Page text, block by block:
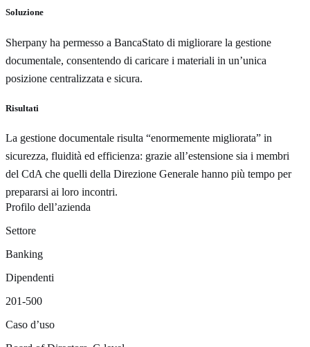
Soluzione
Sherpany ha permesso a BancaStato di migliorare la gestione
documentale, consentendo di caricare i materiali in un’unica
posizione centralizzata e sicura.
Risultati
La gestione documentale risulta “enormemente migliorata” in
sicurezza, fluidità ed efficienza: grazie all’estensione sia i membri
del CdA che quelli della Direzione Generale hanno più tempo per
prepararsi ai loro incontri.
Profilo dell’azienda
Settore
Banking
Dipendenti
201-500
Caso d’uso